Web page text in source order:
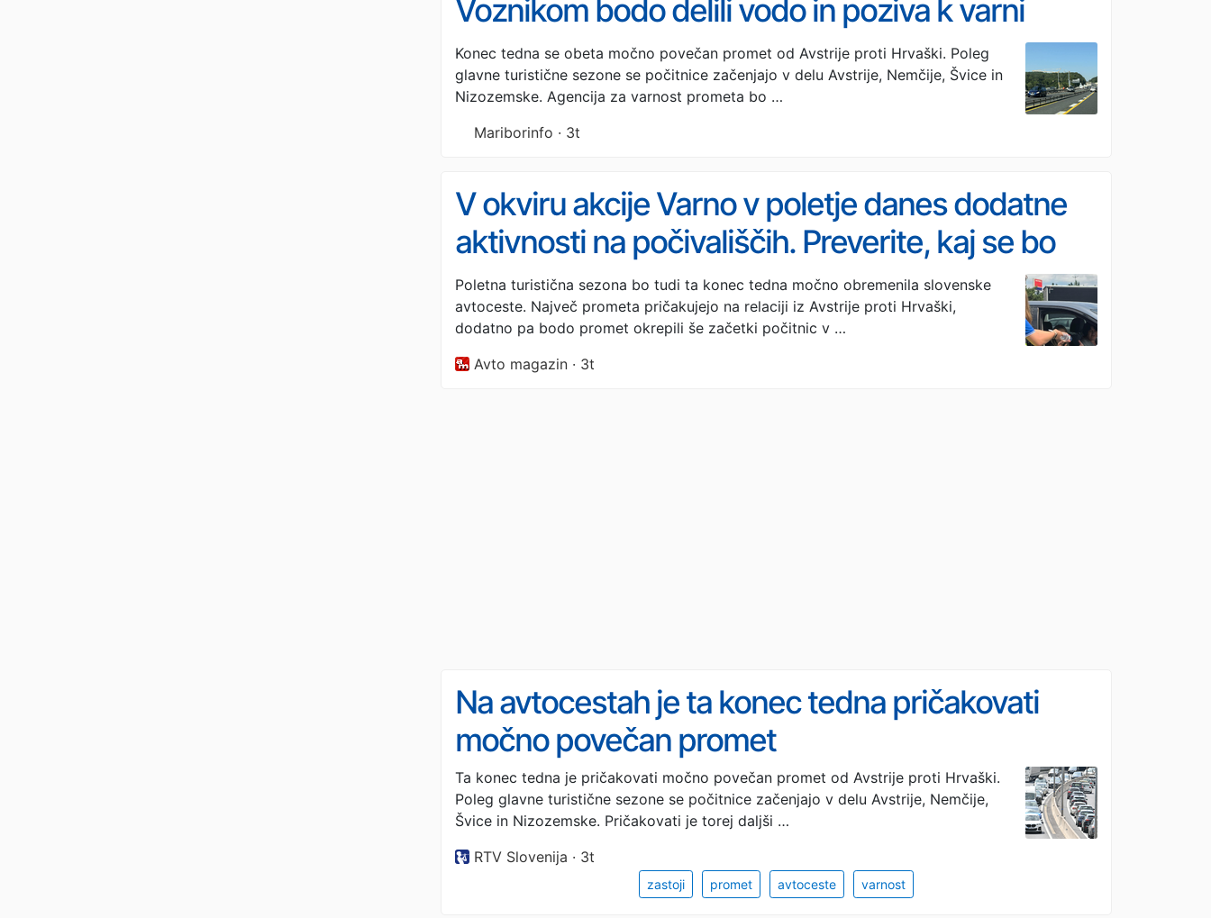
Voznikom bodo delili vodo in poziva k varni
vožnji
Konec tedna se obeta močno povečan promet od Avstrije proti Hrvaški. Poleg
glavne turistične sezone se počitnice začenjajo v delu Avstrije, Nemčije, Švice in
Nizozemske. Agencija za varnost prometa bo …
Mariborinfo · 3t
V okviru akcije Varno v poletje danes dodatne
aktivnosti na počivališčih. Preverite, kaj se bo
dogajalo
Poletna turistična sezona bo tudi ta konec tedna močno obremenila slovenske
avtoceste. Največ prometa pričakujejo na relaciji iz Avstrije proti Hrvaški,
dodatno pa bodo promet okrepili še začetki počitnic v …
Avto magazin · 3t
Na avtocestah je ta konec tedna pričakovati
močno povečan promet
Ta konec tedna je pričakovati močno povečan promet od Avstrije proti Hrvaški.
Poleg glavne turistične sezone se počitnice začenjajo v delu Avstrije, Nemčije,
Švice in Nizozemske. Pričakovati je torej daljši …
RTV Slovenija · 3t
zastoji promet avtoceste varnost